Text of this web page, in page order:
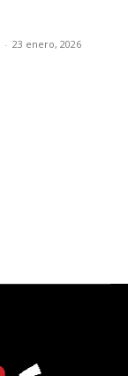
- 23 enero, 2026